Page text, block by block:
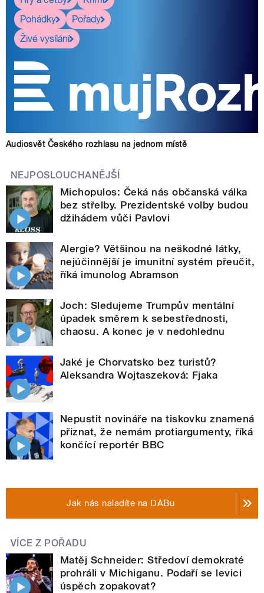
Pohádky
Pořady
Živé vysílání
Audiosvět Českého rozhlasu na jednom místě
NEJPOSLOUCHANĚJŠÍ
Michopulos: Čeká nás občanská válka
bez střelby. Prezidentské volby budou
džihádem vůči Pavlovi
Alergie? Většinou na neškodné látky,
nejúčinnější je imunitní systém přeučit,
říká imunolog Abramson
Joch: Sledujeme Trumpův mentální
úpadek směrem k sebestřednosti,
chaosu. A konec je v nedohlednu
Jaké je Chorvatsko bez turistů?
Aleksandra Wojtaszeková: Fjaka
Nepustit novináře na tiskovku znamená
přiznat, že nemám protiargumenty, říká
končící reportér BBC
Jak nás naladíte na DABu
VÍCE Z POŘADU
Matěj Schneider: Středoví demokraté
prohráli v Michiganu. Podaří se levici
úspěch zopakovat?